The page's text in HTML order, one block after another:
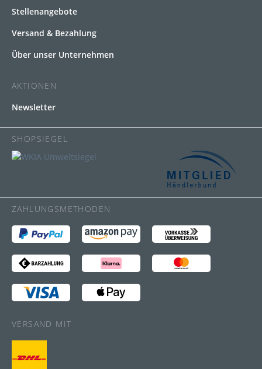
Stellenangebote
Versand & Bezahlung
Über unser Unternehmen
AKTIONEN
Newsletter
SHOPSIEGEL
ZAHLUNGSMETHODEN
VERSAND MIT